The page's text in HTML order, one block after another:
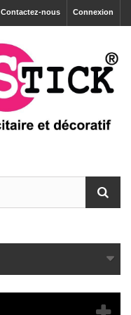
Connexion
Contactez-nous